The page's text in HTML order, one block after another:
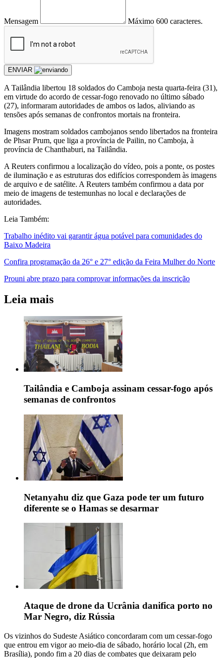
Mensagem Máximo 600 caracteres.
ENVIAR
A Tailândia libertou 18 soldados do Camboja nesta quarta-feira (31),
em virtude do acordo de cessar-fogo renovado no último sábado
(27), informaram autoridades de ambos os lados, aliviando as
tensões após semanas de confrontos mortais na fronteira.
Imagens mostram soldados cambojanos sendo libertados na fronteira
de Phsar Prum, que liga a província de Pailin, no Camboja, à
província de Chanthaburi, na Tailândia.
A Reuters confirmou a localização do vídeo, pois a ponte, os postes
de iluminação e as estruturas dos edifícios correspondem às imagens
de arquivo e de satélite. A Reuters também confirmou a data por
meio de imagens de testemunhas no local e declarações de
autoridades.
Leia Também:
Trabalho inédito vai garantir água potável para comunidades do
Baixo Madeira
Confira programação da 26° e 27° edição da Feira Mulher do Norte
Prouni abre prazo para comprovar informações da inscrição
Leia mais
Tailândia e Camboja assinam cessar-fogo após
semanas de confrontos
Netanyahu diz que Gaza pode ter um futuro
diferente se o Hamas se desarmar
Ataque de drone da Ucrânia danifica porto no
Mar Negro, diz Rússia
Os vizinhos do Sudeste Asiático concordaram com um cessar-fogo
que entrou em vigor ao meio-dia de sábado, horário local (2h, em
Brasília), pondo fim a 20 dias de combates que deixaram pelo